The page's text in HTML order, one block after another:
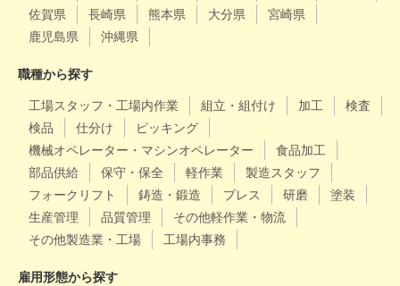
佐賀県
長崎県 熊本県 大分県
宮崎県
鹿児島県
沖縄県
職種から探す
工場スタッフ・工場内作業 組立・組付け 加工
検査
検品
仕分け
ピッキング
機械オペレーター・マシンオペレーター
食品加工
部品供給
保守・保全 軽作業
製造スタッフ
フォークリフト
鋳造・鍛造 プレス 研磨
塗装
生産管理
品質管理
その他軽作業・物流
その他製造業・工場
工場内事務
雇用形態から探す